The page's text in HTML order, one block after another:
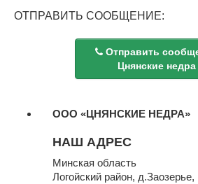
ОТПРАВИТЬ СООБЩЕНИЕ:
Отправить
Цнянские недра
ООО «ЦНЯНСКИЕ НЕДРА»
НАШ АДРЕС
Минская область
Логойский район, д.Заозерье,